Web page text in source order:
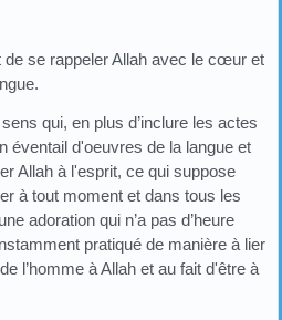
se rappeler Allah avec le cœur et
qui, en plus d’inclure les actes
éventail d'oeuvres de la langue et
Allah à l'esprit, ce qui suppose
à tout moment et dans tous les
adoration qui n’a pas d’heure
pratiqué de manière à lier
l’homme à Allah et au fait d'être à